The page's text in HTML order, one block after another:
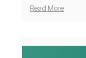
Read More